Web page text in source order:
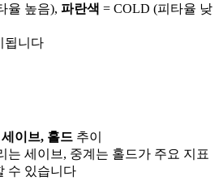
율 높음), 파란색 = COLD (피타율 낮
됩니다
이브, 홀드 추이
는 세이브, 중계는 홀드가 주요 지표
수 있습니다